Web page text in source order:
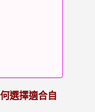
選擇適合自